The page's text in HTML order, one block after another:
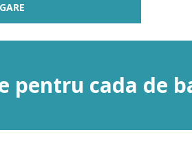
pentru cada de